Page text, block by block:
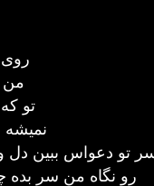
من
تو
نمیشه
تو دعواس ببین
رو نگاه من سر بده